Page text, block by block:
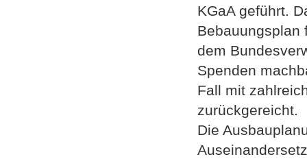
KGaA geführt.
Bebauungsplan
dem
Spenden
Fall mit
zurückgereicht.
Die